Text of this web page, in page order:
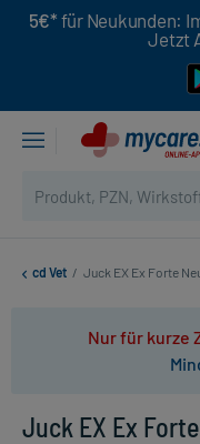
5€* für Neukunden:
Jetzt
cd Vet / Juck EX Ex Forte
Nur für kurze
Juck EX Ex